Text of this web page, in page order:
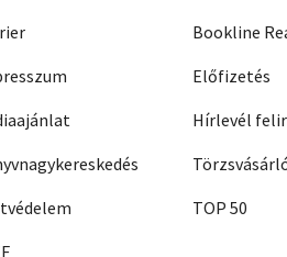
Bookline
Előfizetés
Hírlevél
TOP 50